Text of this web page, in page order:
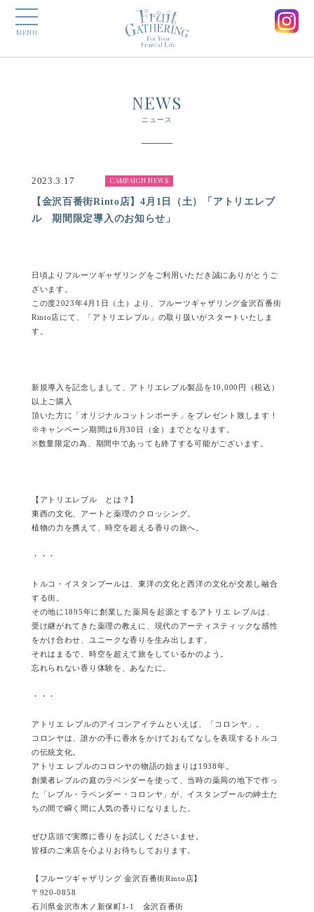
MENU
NEWS
ニュース
2023.3.17 CAMPAIGN NEWS
【金沢百番街Rinto店】4月1日（土）「アトリエレブ
ル 期間限定導入のお知らせ」
日頃よりフルーツギャザリングをご利用いただき誠にありがとうご
ざいます。
この度2023年4月1日（土）より、フルーツギャザリング金沢百番街
Rinto店にて、「アトリエレブル」の取り扱いがスタートいたしま
す。
新規導入を記念しまして、アトリエレブル製品を10,000円（税込）
以上ご購入
頂いた方に「オリジナルコットンポーチ」をプレゼント致します！
※キャンペーン期間は6月30日（金）までとなります。
※数量限定の為、期間中であっても終了する可能がございます。
【アトリエレブル とは？】
東西の文化、アートと薬理のクロッシング。
植物の力を携えて、時空を超える香りの旅へ。
・・・
トルコ・イスタンブールは、東洋の文化と西洋の文化が交差し融合
する街。
その地に1895年に創業した薬局を起源とするアトリエ レブルは、
受け継がれてきた薬理の教えに、現代のアーティスティックな感性
をかけ合わせ、ユニークな香りを生み出します。
それはまるで、時空を超えて旅をしているかのよう。
忘れられない香り体験を、あなたに。
・・・
アトリエ レブルのアイコンアイテムといえば、「コロンヤ」。
コロンヤは、誰かの手に香水をかけておもてなしを表現するトルコ
の伝統文化。
アトリエ レブルのコロンヤの物語の始まりは1938年。
創業者レブルの庭のラベンダーを使って、当時の薬局の地下で作っ
た「レブル・ラベンダー・コロンヤ」が、イスタンブールの紳士た
ちの間で瞬く間に人気の香りになりました。
ぜひ店頭で実際に香りをお試しくださいませ。
皆様のご来店を心よりお待ちしております。
【フルーツギャザリング 金沢百番街Rinto店】
〒920-0858
石川県金沢市木ノ新保町1-1 金沢百番街